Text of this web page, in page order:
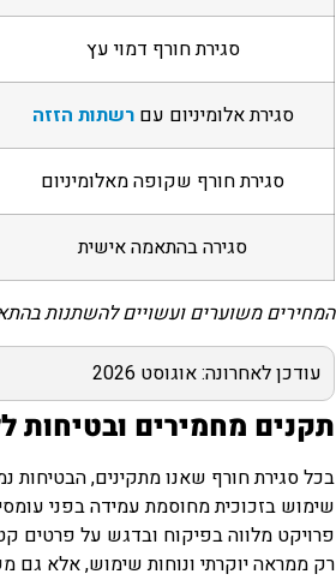
סגירת חורף דמוי עץ
סגירת אלומיניום עםרשתות הזזה
סגירת חורף שקופה מאלומיניום
סגירה בהתאמה אישית
המחירים משוערים ועשויים להשתנות
עודכן לאחרונה: אוגוסט 2026
תקנים מחמירים ובטיחות
בכל סגירת חורף שאנו מתקינים, הבטיחות
שימוש בזכוכית מחוסמת עמידה בפני
פרויקט מלווה בפיקוח ובדגש על פרטים
רק ממראה יוקרתי ונוחות שימוש, אלא